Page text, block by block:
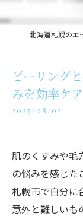
北海道札幌
ピーリング
みを効率ケ
2025/08/02
肌のくすみや毛
の悩みを感じた
札幌市で自分に
意外と難しいも